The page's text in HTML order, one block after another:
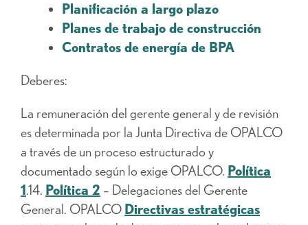
Planificación a largo plazo
Planes de trabajo de construcción
Contratos de energía de BPA
Deberes:
La remuneración del gerente general y de revisión
es determinada por la Junta Directiva de OPALCO
a través de un proceso estructurado y
documentado según lo exige OPALCO. Política
1.14. Política 2 – Delegaciones del Gerente
General. OPALCO Directivas estratégicas